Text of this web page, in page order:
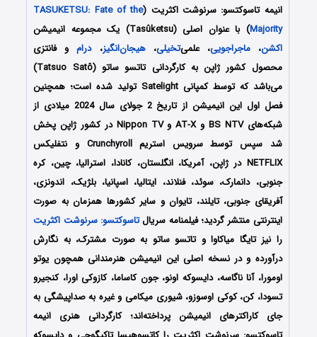
انیمهتاسوکتسو: سرنوشت اکثریت (
TASUKETSU: Fate of the
Majority) با عنوان اصلی (Tasûketsu) یک مجموعه انیمیشن
اکشن،ماجراجویی، علمی‌تخیلی،هیجان‌انگیز،درامو فانتزی
محصول کشور ژاپن به کارگردانی تاتسو ساتو (Tatsuo Satô)
می‌باشد که توسط کمپانی Satelight تولید شده است؛ همچنین
فصل اول این انیمیشن از تاریخ 2 جولای سال 2024 میلادی از
شبکه‌های BS NTV و AT-X و Nippon TV در کشور ژاپن پخش
شد سپس توسط سرویس استریم Crunchyroll و نتفلیکس
NETFLIX در ژاپن، آمریکا، انگلستان، کانادا، استرالیا، چین، کره
جنوبی، دانمارک، سوئد، فنلاند، ایتالیا، اسپانیا، بلژیک، اندونزی،
آفریقای جنوبی، تایلند، تایوان و سایر کشورها همزمان به صورت
اینترنتی منتشر گردید؛ فیلمنامه سریالتاسوکتسو: سرنوشت اکثریت
را نیز تایگا میاکاوا و تاتسو ساتو به صورت مشترک، به نگارش
درآورده و در نسخه اصلی این انیمیشن هنرمندانی همچون یوتو
اومورا، آنا ناگاسه، دایسوکه اونو، جون کاساما، کازوکی اورا، کنجیرو
تسودا، کن، کوکی اوسوزو، شیوری میکامی و غیره به صداپیشگی به
جای کاراکترهای انیمیشن پرداخته‌اند؛ کارگردانی هنری انیمه